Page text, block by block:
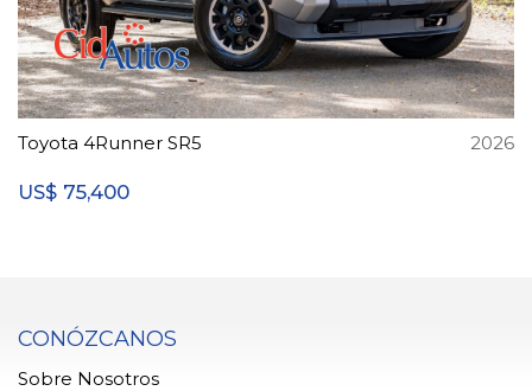
Toyota 4Runner SR5 2026
US$ 75,400
CONÓZCANOS
Sobre Nosotros